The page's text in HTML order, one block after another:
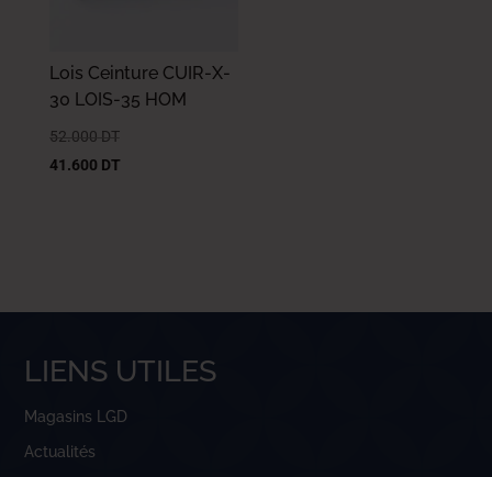
Lois Ceinture CUIR-X-
30 LOIS-35 HOM
52.000 DT
41.600 DT
LIENS UTILES
Magasins LGD
Actualités